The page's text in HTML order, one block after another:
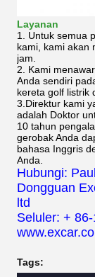
Layanan
1. Untuk semua
kami, kami akan
jam.
2. Kami
Anda sendiri
kereta golf listrik
3.Direktur kami
adalah Doktor
10 tahun
gerobak Anda
bahasa Inggris
Anda.
Hubungi:
Dongguan
ltd
Seluler: +
Tags: